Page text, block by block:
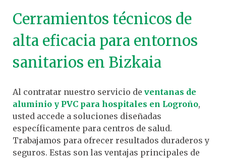
Cerramientos técnicos de
alta eficacia para entornos
sanitarios en Bizkaia
Al contratar nuestro servicio de ventanas de
aluminio y PVC para hospitales en Logroño,
usted accede a soluciones diseñadas
específicamente para centros de salud.
Trabajamos para ofrecer resultados duraderos y
seguros. Estas son las ventajas principales de